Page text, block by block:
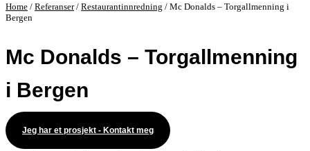
Home / Referanser/ Restaurantinnredning / Mc Donalds – Torgallmenning i
Bergen
Mc Donalds – Torgallmenning
i Bergen
Jeg har et prosjekt - Kontakt meg